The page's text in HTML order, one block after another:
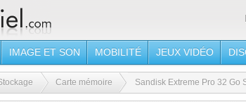
IMAGE ET SON MOBILITÉ JEUX VIDÉO
Carte mémoire Sandisk Extreme Pro 32 Go